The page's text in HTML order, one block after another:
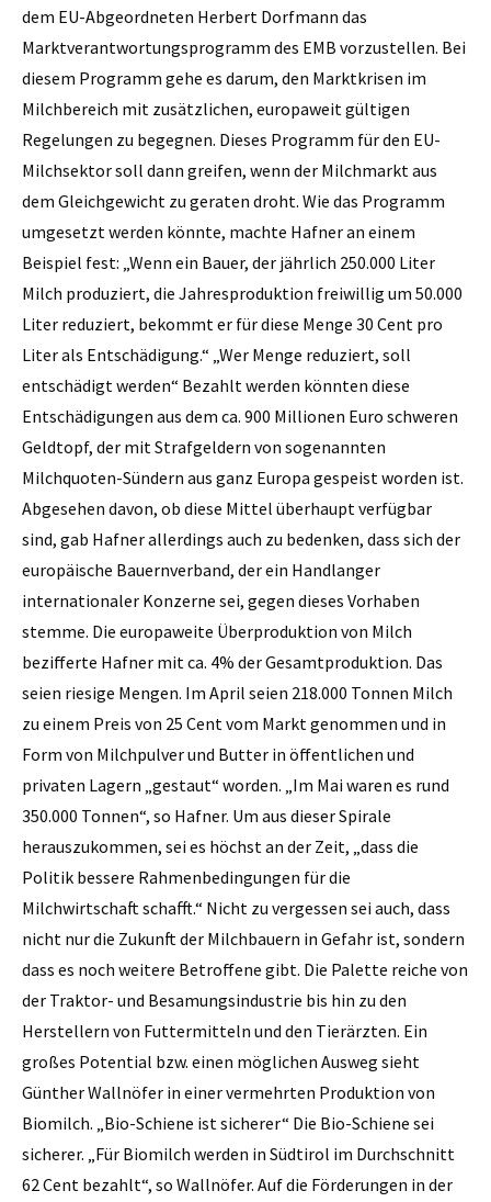
dem EU-Abgeordneten Herbert Dorfmann das
Marktverantwortungsprogramm des EMB vorzustellen. Bei
diesem Programm gehe es darum, den Marktkrisen im
Milchbereich mit zusätzlichen, europaweit gültigen
Regelungen zu begegnen. Dieses Programm für den EU-
Milchsektor soll dann greifen, wenn der Milchmarkt aus
dem Gleichgewicht zu geraten droht. Wie das Programm
umgesetzt werden könnte, machte Hafner an einem
Beispiel fest: „Wenn ein Bauer, der jährlich 250.000 Liter
Milch produziert, die Jahresproduktion freiwillig um 50.000
Liter reduziert, bekommt er für diese Menge 30 Cent pro
Liter als Entschädigung.“ „Wer Menge reduziert, soll
entschädigt werden“ Bezahlt werden könnten diese
Entschädigungen aus dem ca. 900 Millionen Euro schweren
Geldtopf, der mit Strafgeldern von soge­nannten
Milchquoten-Sündern aus ganz Europa gespeist worden ist.
Abgesehen davon, ob diese Mittel überhaupt verfügbar
sind, gab Hafner allerdings auch zu bedenken, dass sich der
europäische Bauernverband, der ein Handlanger
internationaler Konzerne sei, gegen dieses Vorhaben
stemme. Die europaweite Überproduktion von Milch
bezifferte Hafner mit ca. 4% der Gesamtproduktion. Das
seien riesige Mengen. Im April seien 218.000 Tonnen Milch
zu einem Preis von 25 Cent vom Markt genommen und in
Form von Milchpulver und Butter in öffent­lichen und
privaten Lagern „gestaut“ worden. „Im Mai waren es rund
350.000 Tonnen“, so Hafner. Um aus dieser Spirale
herauszukommen, sei es höchst an der Zeit, „dass die
Politik bessere Rahmenbedingungen für die
Milchwirtschaft schafft.“ Nicht zu vergessen sei auch, dass
nicht nur die Zukunft der Milchbauern in Gefahr ist, sondern
dass es noch weitere Betroffene gibt. Die Palette reiche von
der Traktor- und Besamungsindustrie bis hin zu den
Herstellern von Futtermitteln und den Tierärzten. Ein
großes Potential bzw. einen möglichen Ausweg sieht
Günther Wallnöfer in einer vermehrten Produktion von
Biomilch. „Bio-Schiene ist sicherer“ Die Bio-Schiene sei
sicherer. „Für Biomilch werden in Südtirol im Durchschnitt
62 Cent bezahlt“, so Wallnöfer. Auf die Förderungen in der